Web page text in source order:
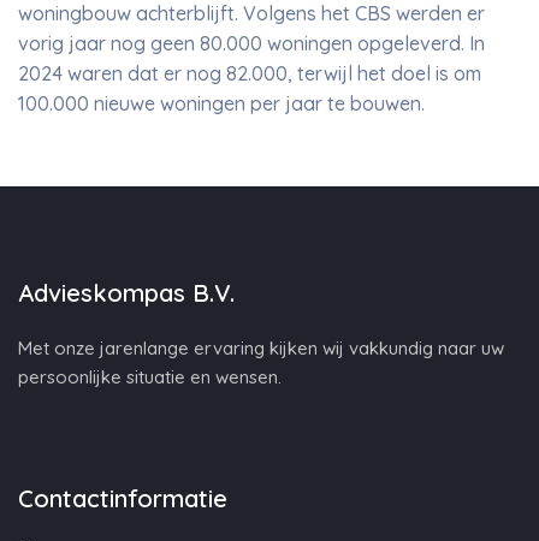
woningbouw achterblijft. Volgens het CBS werden er
vorig jaar nog geen 80.000 woningen opgeleverd. In
2024 waren dat er nog 82.000, terwijl het doel is om
100.000 nieuwe woningen per jaar te bouwen.
Advieskompas B.V.
Met onze jarenlange ervaring kijken wij vakkundig naar uw
persoonlijke situatie en wensen.
Contactinformatie